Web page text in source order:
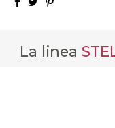
La linea